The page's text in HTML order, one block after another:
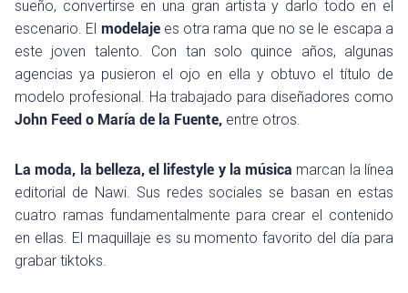
sueño, convertirse en una gran artista y darlo todo en el
escenario. El modelaje es otra rama que no se le escapa a
este joven talento. Con tan solo quince años, algunas
agencias ya pusieron el ojo en ella y obtuvo el título de
modelo profesional. Ha trabajado para diseñadores como
John Feed o María de la Fuente, entre otros.
La moda, la belleza, el lifestyle y la música marcan la línea
editorial de Nawi. Sus redes sociales se basan en estas
cuatro ramas fundamentalmente para crear el contenido
en ellas. El maquillaje es su momento favorito del día para
grabar tiktoks.